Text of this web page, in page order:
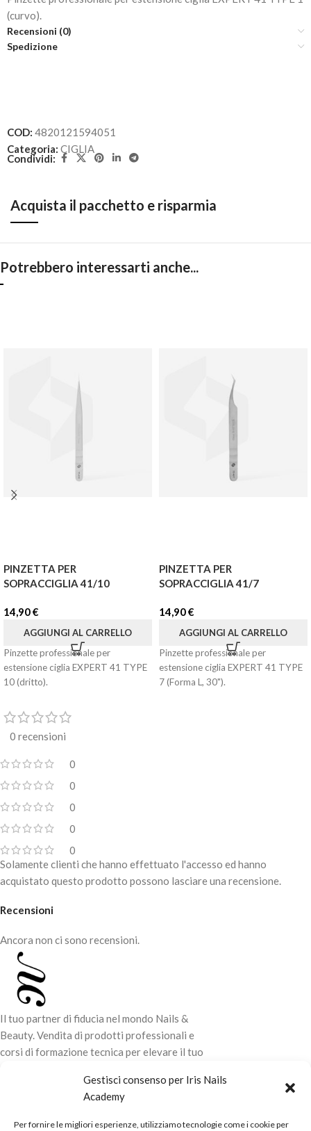
Gestisci consenso per Iris Nails
Academy
Per fornire le migliori esperienze, utilizziamo tecnologie come i cookie per
(curvo).
Recensioni (0)
Spedizione
COD: 4820121594051
Categoria: CIGLIA
Condividi:
Acquista il pacchetto e risparmia
Potrebbero interessarti anche...
PINZETTA PER
SOPRACCIGLIA 41/10
14,90€
AGGIUNGI AL CARRELLO
Pinzette professionale per
estensione ciglia EXPERT 41 TYPE
10 (dritto).
PINZETTA PER
SOPRACCIGLIA 41/7
14,90€
AGGIUNGI AL CARRELLO
Pinzette professionale per
estensione ciglia EXPERT 41 TYPE
7 (Forma L, 30").
0 recensioni
0
0
0
0
0
Recensioni
Ancora non ci sono recensioni.
Solamente clienti che hanno effettuato l'accesso ed hanno
acquistato questo prodotto possono lasciare una recensione.
Il tuo partner di fiducia nel mondo Nails &
Beauty. Vendita di prodotti professionali e
corsi di formazione tecnica per elevare il tuo
LINK UTILI